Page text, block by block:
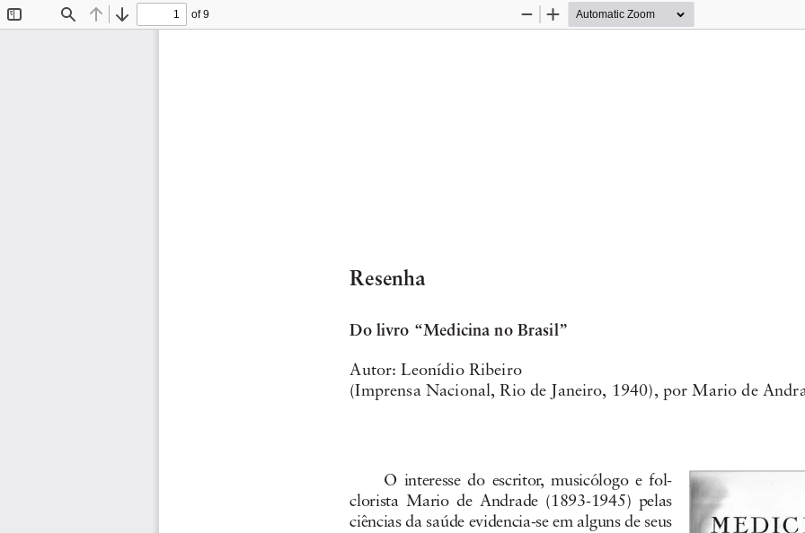
Find Previous
Next
of 9
Zoom
Zoom
Resenha
Do livro “Medicina no Brasil”
Autor: Leonídio Ribeiro
(Imprensa Nacional, Rio de Janeiro, 1940), por Mario de
O  interesse  do  escritor,  musicólogo  e  fol-
clorista  Mario  de  Andrade  (1893-1945)  pelas
ciências da saúde evidencia-se em alguns de seus